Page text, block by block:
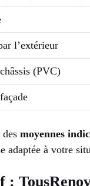
l’extérieur
(PVC)
moyennes
adaptée à votre